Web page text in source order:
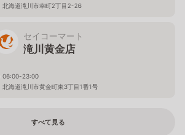
北海道滝川市幸町2丁目2-26
セイコーマート
滝川黄金店
06:00-23:00
北海道滝川市黄金町東3丁目1番1号
すべて見る